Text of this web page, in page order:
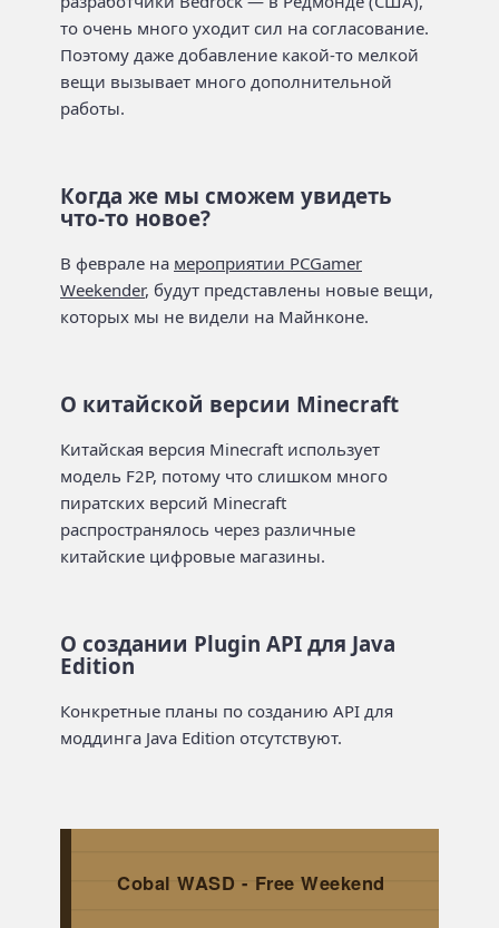
то очень много уходит сил на согласование.
Поэтому даже добавление какой-то мелкой
вещи вызывает много дополнительной
работы.
Когда же мы сможем увидеть
что-то новое?
В феврале на мероприятии PCGamer
Weekender, будут представлены новые вещи,
которых мы не видели на Майнконе.
О китайской версии Minecraft
Китайская версия Minecraft использует
модель F2P, потому что слишком много
пиратских версий Minecraft
распространялось через различные
китайские цифровые магазины.
О создании Plugin API для Java
Edition
Конкретные планы по созданию API для
моддинга Java Edition отсутствуют.
Cobal WASD - Free Weekend